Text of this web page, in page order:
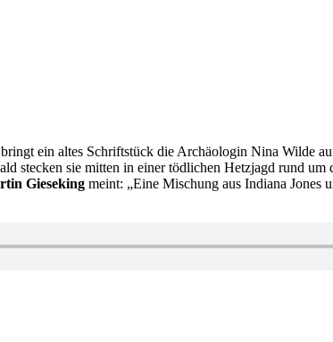
ein altes Schriftstück die Archäologin Nina Wilde
stecken sie mitten in einer tödlichen Hetzjagd rund um
Gieseking meint: „Eine Mischung aus Indiana Jones